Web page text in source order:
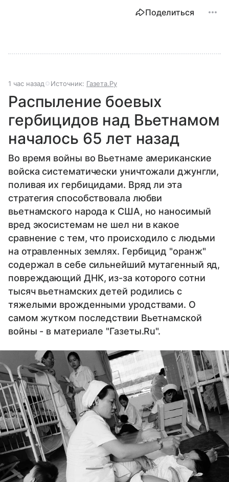
Поделиться
1 час назад Источник: Газета.Ру
Распыление боевых
гербицидов над Вьетнамом
началось 65 лет назад
Во время войны во Вьетнаме американские
войска систематически уничтожали джунгли,
поливая их гербицидами. Вряд ли эта
стратегия способствовала любви
вьетнамского народа к США, но наносимый
вред экосистемам не шел ни в какое
сравнение с тем, что происходило с людьми
на отравленных землях. Гербицид "оранж"
содержал в себе сильнейший мутагенный яд,
повреждающий ДНК, из-за которого сотни
тысяч вьетнамских детей родились с
тяжелыми врожденными уродствами. О
самом жутком последствии Вьетнамской
войны - в материале "Газеты.Ru".